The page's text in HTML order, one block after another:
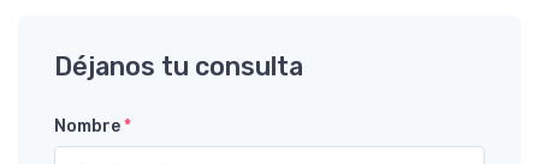
Déjanos tu consulta
Nombre*